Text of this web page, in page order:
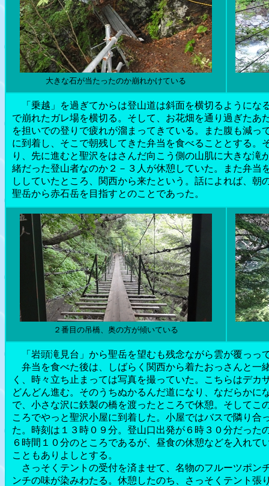
大きな石が当たったのか崩れかけている
「乗越」を過ぎてからは登山道は斜面を横切るようにな
で崩れたガレ場を横切る。そして、お花畑を通り過ぎたあ
を担いでの登りで疲れが溜まってきている。また腹も減っ
に到着し、そこで朝残してきた弁当を食べることとする。
り、先に進むと聖沢をはさんだ向こう側の山肌に大きな滝
緒だった登山者なのか２－３人が休憩していた。また弁当
ししていたところ、関西から来たという。話によれば、朝
聖岳から赤石岳を目指すとのことであった。
２番目の吊橋、奥の方が傾いている
「岩頭滝見台」から聖岳を望むも残念ながら雲が覆っっ
弁当を食べた後は、しばらく関西から着たおっさんと一
く、時々立ち止まっては写真を撮っていた。こちらはデカ
どんどん進む。そのうちぬかるんだ道になり、なだらかに
で、小さな沢に鉄製の橋を渡ったところで休憩。そしてこ
ころでやっと聖沢小屋に到着した。小屋ではバスで隣り合
た。時刻は１３時０９分。登山口出発が６時３０分だった
６時間１０分のところであるが、昼食の休憩などを入れて
こともありよしとする。
さっそくテントの受付を済ませて、名物のフルーツポン
ンチの味が染みわたる。休憩したのち、さっそくテント張